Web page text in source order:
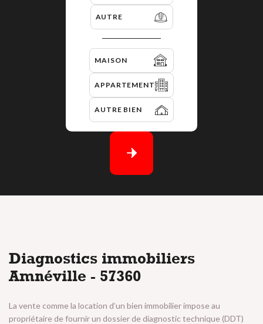
AUTRE
MAISON
APPARTEMENT
AUTRE BIEN
Diagnostics immobiliers
Amnéville - 57360
La vente comme la location d’un bien immobilier impose au
propriétaire de fournir un dossier de diagnostic technique (DDT)